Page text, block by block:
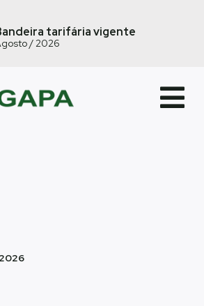
tarifária vigente
/ 2026